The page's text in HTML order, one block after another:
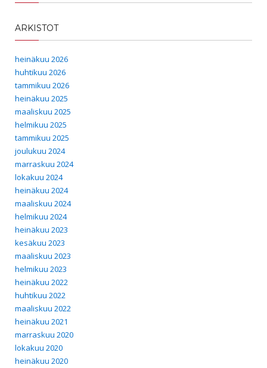
ARKISTOT
heinäkuu 2026
huhtikuu 2026
tammikuu 2026
heinäkuu 2025
maaliskuu 2025
helmikuu 2025
tammikuu 2025
joulukuu 2024
marraskuu 2024
lokakuu 2024
heinäkuu 2024
maaliskuu 2024
helmikuu 2024
heinäkuu 2023
kesäkuu 2023
maaliskuu 2023
helmikuu 2023
heinäkuu 2022
huhtikuu 2022
maaliskuu 2022
heinäkuu 2021
marraskuu 2020
lokakuu 2020
heinäkuu 2020